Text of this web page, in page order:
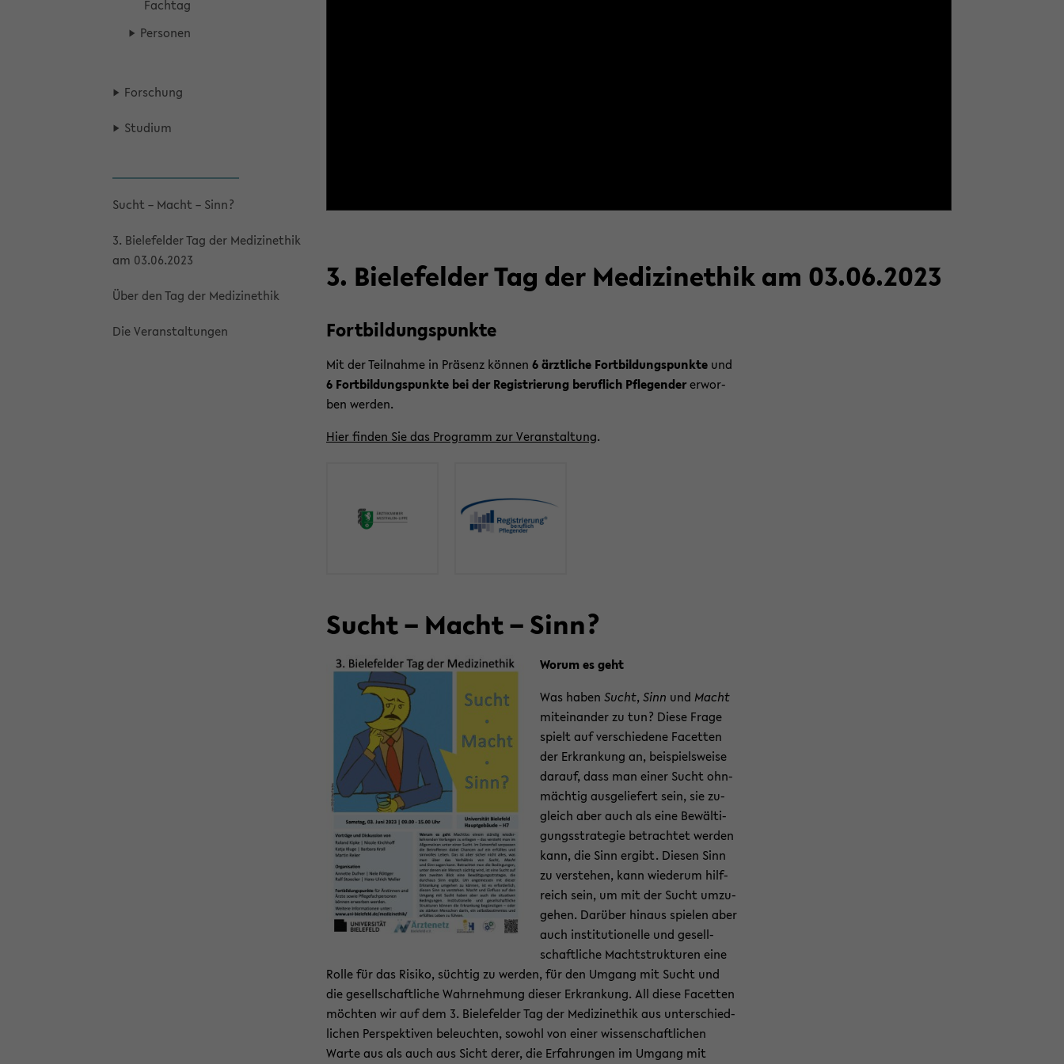
Fach­tag
Per­so­nen
For­schung
Stu­di­um
Sucht – Macht – Sinn?
3. Bie­le­fel­der Tag der Me­di­zi­n­ethik
am 03.06.2023
Über den Tag der Me­di­zi­n­ethik
Die Ver­an­stal­tun­gen
3. Bie­le­fel­der Tag der Me­di­zi­n­ethik am 03.06.2023
Fort­bil­dungs­punk­te
Mit der Teil­nah­me in Prä­senz kön­nen 6 ärzt­li­che Fort­bil­dungs­punk­te und
6 Fort­bil­dungs­punk­te bei der Re­gis­trie­rung be­ruf­lich Pfle­gen­derer­wor­
ben wer­den.
Hier fin­den Sie das Pro­gramm zur Ver­an­stal­tung.
Sucht – Macht – Sinn?
Worum es geht
Was haben Sucht,Sinn und Macht
mit­ein­an­der zu tun? Diese Frage
spielt auf ver­schie­de­ne Fa­cet­ten
der Er­kran­kung an, bei­spiels­wei­se
dar­auf, dass man einer Sucht ohn­
mäch­tig aus­ge­lie­fert sein, sie zu­
gleich aber auch als eine Be­wäl­ti­
gungs­stra­te­gie be­trach­tet wer­den
kann, die Sinn er­gibt. Die­sen Sinn
zu ver­ste­hen, kann wie­der­um hilf­
reich sein, um mit der Sucht um­zu­
ge­hen. Dar­über hin­aus spie­len aber
auch in­sti­tu­tio­nel­le und ge­sell­
schaft­li­che Macht­struk­tu­ren eine
Rolle für das Ri­si­ko, süch­tig zu wer­den, für den Um­gang mit Sucht und
die ge­sell­schaft­li­che Wahr­neh­mung die­ser Er­kran­kung. All diese Fa­cet­ten
möch­ten wir auf dem 3. Bie­le­fel­der Tag der Me­di­zi­n­ethik aus un­ter­schied­
li­chen Per­spek­ti­ven be­leuch­ten, so­wohl von einer wis­sen­schaft­li­chen
Warte aus als auch aus Sicht derer, die Er­fah­run­gen im Um­gang mit